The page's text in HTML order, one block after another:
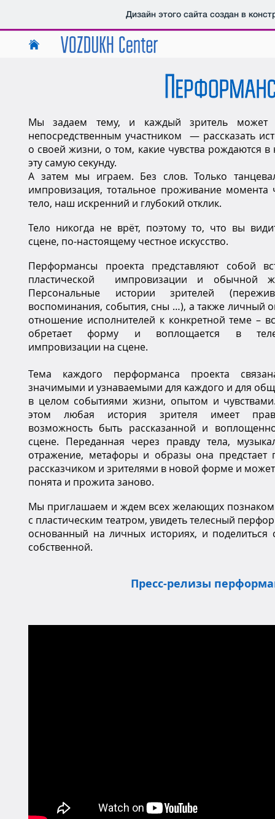
Дизайн этого сайта создан в
Мы задаем тему, и каждый зритель может
непосредственным участником — рассказать
о своей жизни, о том, какие чувства рождаются в
эту самую секунду.
А затем мы играем. Без слов. Только
импровизация, тотальное проживание момента
тело, наш искренний и глубокий отклик.
Тело никогда не врёт, поэтому то, что вы
сцене, по-настоящему честное искусство.
Перформансы проекта представляют собой
пластической импровизации и обычной
Персональные истории зрителей
воспоминания, события, сны …), а также личный
отношение исполнителей к конкретной теме –
обретает форму и воплощается в
импровизации на сцене.
Тема каждого перформанса проекта
значимыми и узнаваемыми для каждого и для
в целом событиями жизни, опытом и
этом любая история зрителя имеет
возможность быть рассказанной и
сцене. Переданная через правду тела,
отражение, метафоры и образы она предстает
рассказчиком и зрителями в новой форме и
понята и прожита заново.
Мы приглашаем и ждем всех желающих
с пластическим театром, увидеть телесный
основанный на личных историях, и поделиться
собственной.
Пресс-релизы